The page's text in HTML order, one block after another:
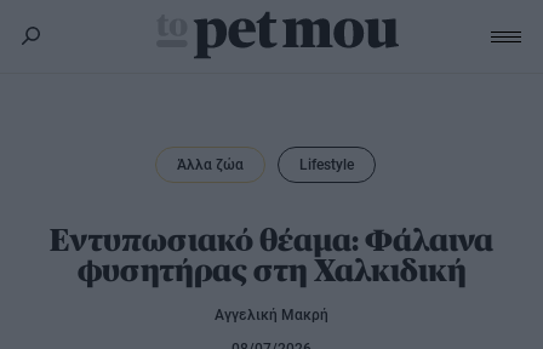
Εκπαίδευση
Lifestyle
Υγεία
Διατροφή
Άλλα κατοικίδια
Lifestyle
Άλλα ζώα
Εντυπωσιακό θέαμα: Φάλαινα
φυσητήρας στη Χαλκιδική
Αγγελική Μακρή